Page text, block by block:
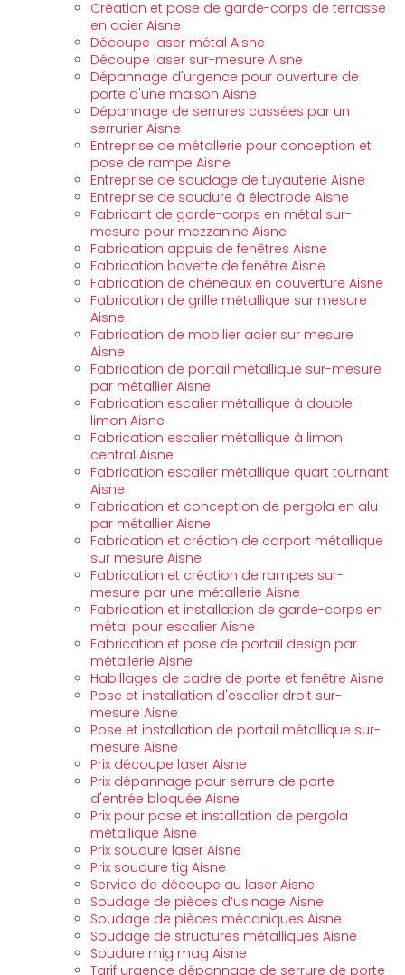
Création et pose de garde-corps de terrasse
en acier Aisne
Découpe laser métal Aisne
Découpe laser sur-mesure Aisne
Dépannage d'urgence pour ouverture de
porte d'une maison Aisne
Dépannage de serrures cassées par un
serrurier Aisne
Entreprise de métallerie pour conception et
pose de rampe Aisne
Entreprise de soudage de tuyauterie Aisne
Entreprise de soudure à électrode Aisne
Fabricant de garde-corps en métal sur-
mesure pour mezzanine Aisne
Fabrication appuis de fenêtres Aisne
Fabrication bavette de fenêtre Aisne
Fabrication de chéneaux en couverture Aisne
Fabrication de grille métallique sur mesure
Aisne
Fabrication de mobilier acier sur mesure
Aisne
Fabrication de portail métallique sur-mesure
par métallier Aisne
Fabrication escalier métallique à double
limon Aisne
Fabrication escalier métallique à limon
central Aisne
Fabrication escalier métallique quart tournant
Aisne
Fabrication et conception de pergola en alu
par métallier Aisne
Fabrication et création de carport métallique
sur mesure Aisne
Fabrication et création de rampes sur-
mesure par une métallerie Aisne
Fabrication et installation de garde-corps en
métal pour escalier Aisne
Fabrication et pose de portail design par
métallerie Aisne
Habillages de cadre de porte et fenêtre Aisne
Pose et installation d'escalier droit sur-
mesure Aisne
Pose et installation de portail métallique sur-
mesure Aisne
Prix découpe laser Aisne
Prix dépannage pour serrure de porte
d'entrée bloquée Aisne
Prix pour pose et installation de pergola
métallique Aisne
Prix soudure laser Aisne
Prix soudure tig Aisne
Service de découpe au laser Aisne
Soudage de pièces d’usinage Aisne
Soudage de pièces mécaniques Aisne
Soudage de structures métalliques Aisne
Soudure mig mag Aisne
Tarif urgence dépannage de serrure de porte